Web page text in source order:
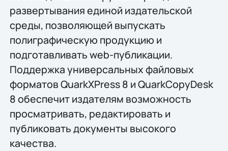
развертывания единой издательской
среды, позволяющей выпускать
полиграфическую продукцию и
подготавливать web-публикации.
Поддержка универсальных файловых
форматов QuarkXPress 8 и QuarkCopyDesk
8 обеспечит издателям возможность
просматривать, редактировать и
публиковать документы высокого
качества.